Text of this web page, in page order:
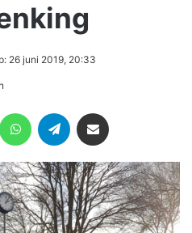
26 juni 2019, 20:33